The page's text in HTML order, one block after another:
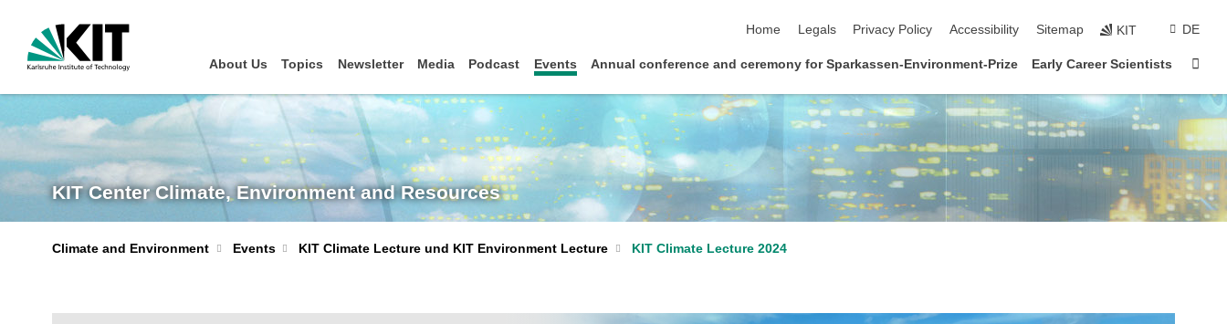
Home
Legals Privacy Policy Accessibility Sitemap KIT DE
About Us Topics Newsletter Media Podcast Events Annual conference and ceremony for Sparkassen-Environment-Prize Early Career Scientists
KIT Center Climate, Environment and Resources
Climate and Environment Events KIT Climate Lecture und KIT Environment Lecture KIT Climate Lecture 2024